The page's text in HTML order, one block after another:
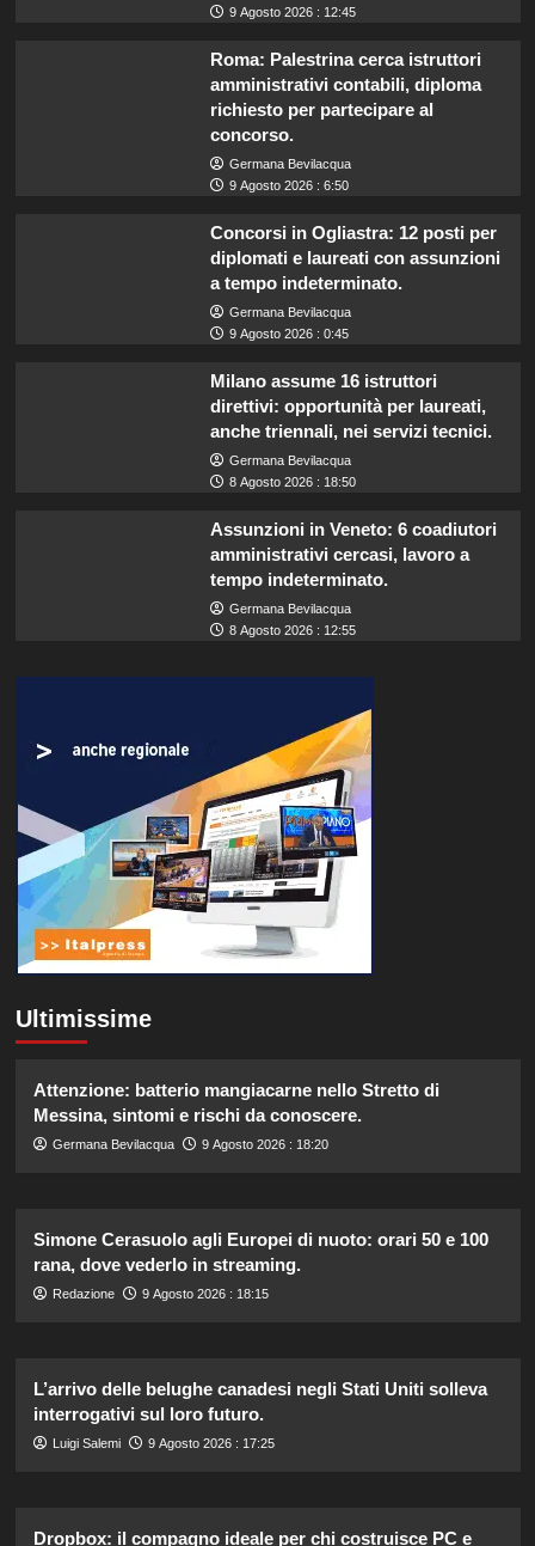
9 Agosto 2026 : 12:45
Roma: Palestrina cerca istruttori
amministrativi contabili, diploma
richiesto per partecipare al
concorso.
Germana Bevilacqua
9 Agosto 2026 : 6:50
Concorsi in Ogliastra: 12 posti per
diplomati e laureati con assunzioni
a tempo indeterminato.
Germana Bevilacqua
9 Agosto 2026 : 0:45
Milano assume 16 istruttori
direttivi: opportunità per laureati,
anche triennali, nei servizi tecnici.
Germana Bevilacqua
8 Agosto 2026 : 18:50
Assunzioni in Veneto: 6 coadiutori
amministrativi cercasi, lavoro a
tempo indeterminato.
Germana Bevilacqua
8 Agosto 2026 : 12:55
Ultimissime
Attenzione: batterio mangiacarne nello Stretto di
Messina, sintomi e rischi da conoscere.
Germana Bevilacqua 9 Agosto 2026 : 18:20
Simone Cerasuolo agli Europei di nuoto: orari 50 e 100
rana, dove vederlo in streaming.
Redazione 9 Agosto 2026 : 18:15
L’arrivo delle belughe canadesi negli Stati Uniti solleva
interrogativi sul loro futuro.
Luigi Salemi 9 Agosto 2026 : 17:25
Dropbox: il compagno ideale per chi costruisce PC e